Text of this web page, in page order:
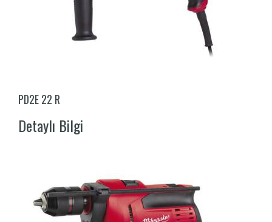
PD2E 22 R
Detaylı Bilgi